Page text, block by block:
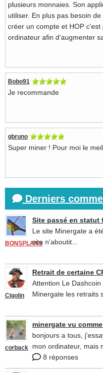
plusieurs monnaies. Son
utiliser. En plus pas besoin
créer un compte et HOP
ordinateur afin d'augmenter
Bobo91
Je recommande
gbruno
Super miner ! Pour moi le
Derniers
BONSPLANS
Site passé en statut
Le site Minergate a
site n'aboutit...
Cigolin
Retrait de certaine
Attention Le
Minergate les retraits
corback
minergate vu
bonjours a tous,
mon ordinateur, mais
8 réponses